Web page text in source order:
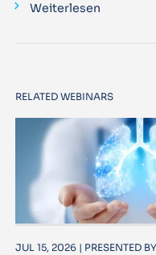
Weiterlesen
RELATED WEBINARS
JUL 15, 2026 | PRESENTED